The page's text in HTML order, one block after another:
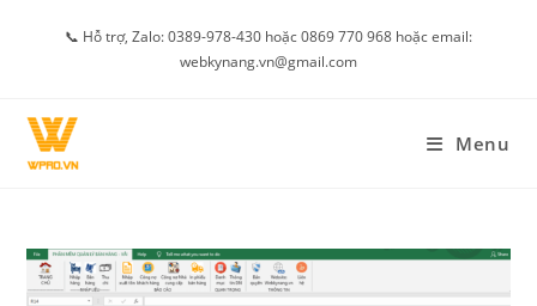
📞 Hỗ trợ, Zalo: 0389-978-430 hoặc 0869 770 968 hoặc email:
webkynang.vn@gmail.com
Menu